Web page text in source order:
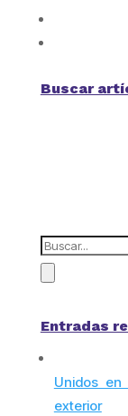
Buscar
Entradas
Unidos
exterior